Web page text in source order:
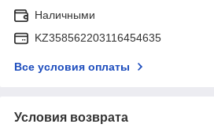
Наличными
KZ358562203116454635
Все условия оплаты
Условия возврата